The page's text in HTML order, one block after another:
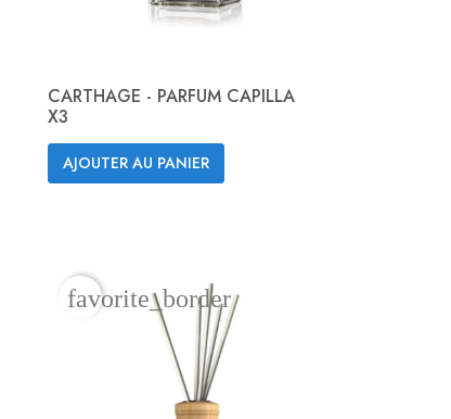
 Aperçu rapide
CARTHAGE - PARFUM CAPILLA
X3
AJOUTER AU PANIER
favorite_border